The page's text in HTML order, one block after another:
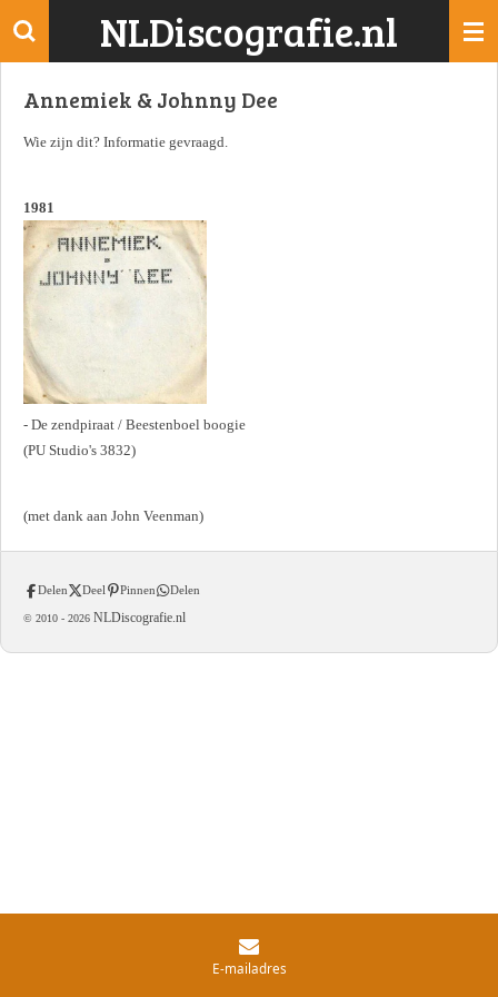
Ga
de
NLDiscografie.nl
Annemiek & Johnny Dee
Wie zijn dit? Informatie gevraagd.
1981
- De zendpiraat / Beestenboel boogie
(PU Studio's 3832)
(met dank aan John Veenman)
Delen Deel Pinnen Delen
© 2010 - 2026 NLDiscografie.nl
E-mailadres